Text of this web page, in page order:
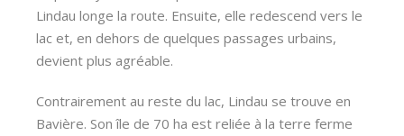
Lindau longe la route. Ensuite, elle redescend vers le
lac et, en dehors de quelques passages urbains,
devient plus agréable.
Contrairement au reste du lac, Lindau se trouve en
Bavière. Son île de 70 ha est reliée à la terre ferme